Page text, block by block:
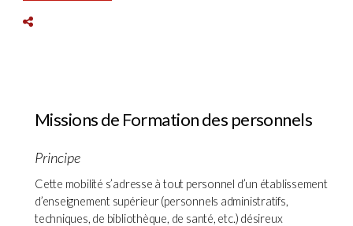
Missions de Formation des personnels
Principe
Cette mobilité s’adresse à tout personnel d’un établissement
d’enseignement supérieur (personnels administratifs,
techniques, de bibliothèque, de santé, etc.) désireux